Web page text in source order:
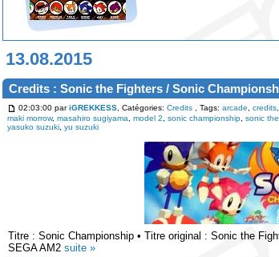
13.08.2015
Credits : Sonic the Fighters / Sonic
02:03:00 pariGREKKESS, Catégories: Credits, Tags: arcade, credits,
maki morrow, masahiro sugiyama model 2 sonic championship, sonic
yasuko suzuki, yu suzuki
Titre : Sonic Championship • Titre original : Sonic the
SEGA AM2suite »